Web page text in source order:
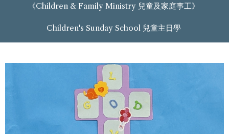
《Children & Family Ministry 兒童及家庭事工》
Children's Sunday School 兒童主日學